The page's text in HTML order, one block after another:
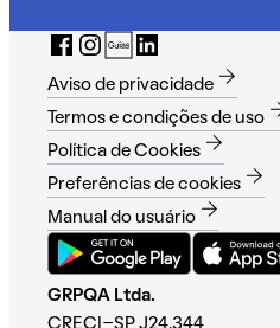
Aviso de privacidade
Termos e condições de uso
Política de Cookies
Preferências de cookies
Manual do usuário
GRPQA Ltda.